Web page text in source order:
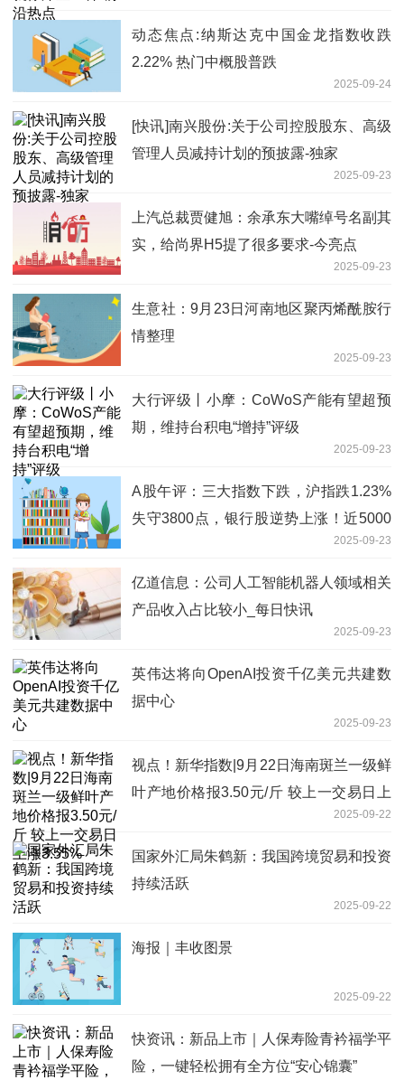
动态焦点:纳斯达克中国金龙指数收跌
2.22% 热门中概股普跌
2025-09-24
[快讯]南兴股份:关于公司控股股东、高级
管理人员减持计划的预披露-独家
2025-09-23
上汽总裁贾健旭：余承东大嘴绰号名副其
实，给尚界H5提了很多要求-今亮点
2025-09-23
生意社：9月23日河南地区聚丙烯酰胺行
情整理
2025-09-23
大行评级丨小摩：CoWoS产能有望超预
期，维持台积电“增持”评级
2025-09-23
A股午评：三大指数下跌，沪指跌1.23%
失守3800点，银行股逆势上涨！近5000
股下跌，成交额17135亿放量3579亿-要
闻
2025-09-23
亿道信息：公司人工智能机器人领域相关
产品收入占比较小_每日快讯
2025-09-23
英伟达将向OpenAI投资千亿美元共建数
据中心
2025-09-23
视点！新华指数|9月22日海南斑兰一级鲜
叶产地价格报3.50元/斤 较上一交易日上
2025-09-22
国家外汇局朱鹤新：我国跨境贸易和投资
持续活跃
2025-09-22
海报｜丰收图景
2025-09-22
快资讯：新品上市｜人保寿险青衿福学平
险，一键轻松拥有全方位“安心锦囊”